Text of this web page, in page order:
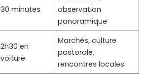
30 minutes
observation
panoramique
2h30 en
voiture
Marchés, culture
pastorale,
rencontres locales